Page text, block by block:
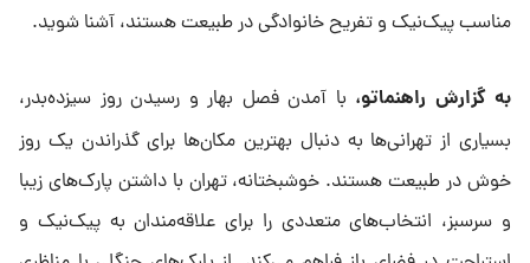
مناسب پیک‌نیک و تفریح خانوادگی در طبیعت هستند، آشنا شوید.
به گزارش راهنماتو، با آمدن فصل بهار و رسیدن روز سیزده‌بدر،
بسیاری از تهرانی‌ها به دنبال بهترین مکان‌ها برای گذراندن یک روز
خوش در طبیعت هستند. خوشبختانه، تهران با داشتن پارک‌های زیبا
و سرسبز، انتخاب‌های متعددی را برای علاقه‌مندان به پیک‌نیک و